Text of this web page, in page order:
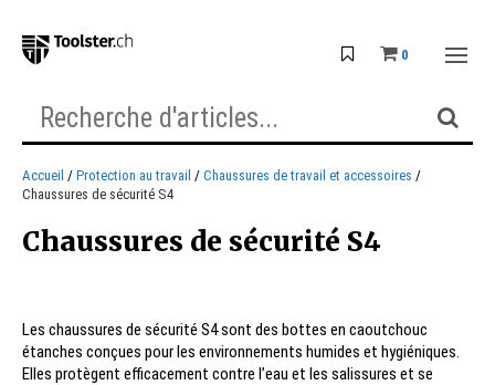
0
Accueil Protection au travail
Chaussures de travail et accessoires
Chaussures de sécurité S4
Chaussures de sécurité S4
Les chaussures de sécurité S4 sont des bottes en caoutchouc
étanches conçues pour les environnements humides et hygiéniques.
Elles protègent efficacement contre l’eau et les salissures et se